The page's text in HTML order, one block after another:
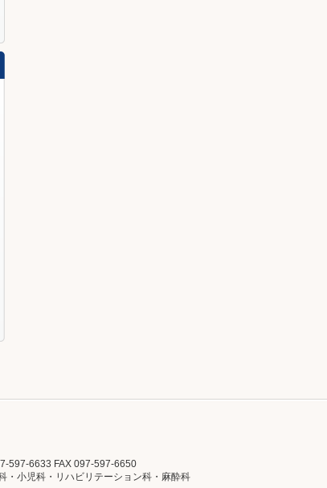
597-6633 FAX 097-597-6650
・小児科・リハビリテーション科・麻酔科